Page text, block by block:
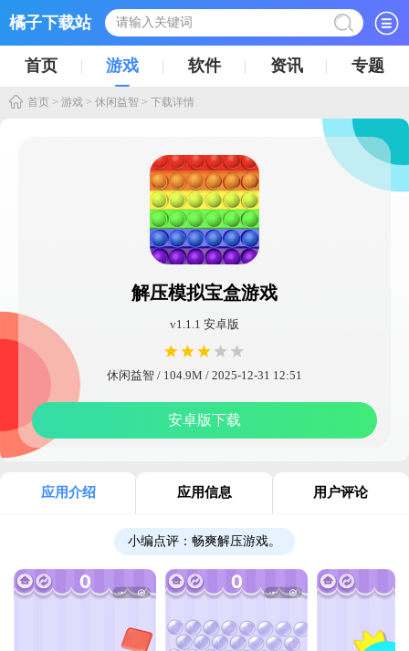
橘子下载站
首页 游戏 软件 资讯 专题
首页 > 游戏 > 休闲益智 > 下载详情
解压模拟宝盒游戏
v1.1.1 安卓版
休闲益智 / 104.9M / 2025-12-31 12:51
安卓版下载
应用介绍 应用信息 用户评论
小编点评： 畅爽解压游戏。